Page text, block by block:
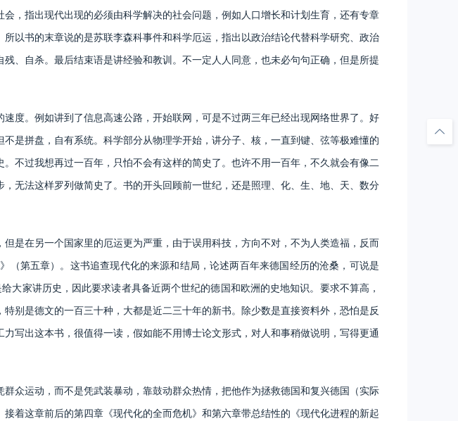
，指出现代出现的必须由科学解决的社会问题，例如人口增长和计划生育，还有专章
以书的末章说的是苏联李森科事件和科学厄运，指出以政治结论代替科学研究、政治
、自杀。最后结束语是讲经验和教训。不一定人人同意，也未必句句正确，但是所提
。例如讲到了信息高速公路，开始联网，可是不过两三年已经出现网络世界了。好
是拼盘，自有系统。科学部分从物理学开始，讲分子、核，一直到键、弦等极难懂的
不过我想再过一百年，只怕不会有这样的简史了。也许不用一百年，不久就会有像二
无法这样罗列做简史了。书的开头回顾前一世纪，还是照理、化、生、地、天、数分
在另一个国家里的厄运更为严重，由于误用科技，方向不对，不为人类造福，反而
第五章）。这书追查现代化的来源和结局，论述两百年来德国经历的沧桑，可说是
大家讲历史，因此要求读者具备近两个世纪的德国和欧洲的史地知识。要求不算高，
别是德文的一百三十种，大都是近二三十年的新书。除少数是直接资料外，恐怕是反
写出这本书，很值得一读，假如能不用博士论文形式，对人和事稍做说明，写得更通
运动，而不是凭武装暴动，靠鼓动群众热情，把他作为拯救德国和复兴德国（实际
着这章前后的第四章《现代化的全而危机》和第六章带总结性的《现代化进程的新起